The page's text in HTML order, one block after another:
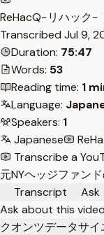
ReHacQ−リハック−
Transcribed Jul 9,
Duration: 75:47
Words: 53
Reading time: 1
Language:
Speakers: 1
Japanese
Transcribe a
元NYヘッジファン
Transcript
Ask
Ask about this
クオンツデータサ